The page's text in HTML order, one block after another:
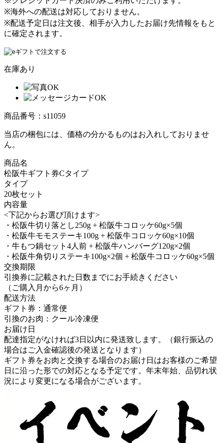
※海外への配送は対応しておりません。
※配送予定日は注文後、相手が入力したお届け先情報をもと
に確定されます。
在庫あり
商品番号：s11059
当店の梱包には、価格の分かるものはお入れしておりませ
ん。
商品名
松阪牛ギフト券Cタイプ
タイプ
20枚セット
内容量
<下記からお選び頂けます>
・松阪牛切り落とし250g + 松阪牛コロッケ60g×5個
・松阪牛モモステーキ100g + 松阪牛コロッケ60g×10個
・牛もつ鍋セット4人前 + 松阪牛ハンバーグ120g×2個
・松阪牛角切りステーキ100g×2個 + 松阪牛コロッケ60g×5個
交換期限
引換券に記載された日数までにお手続きください
（ご購入月から6ヶ月）
配送方法
ギフト券：通常便
引換のお肉：クール冷凍便
お届け日
配達指定がなければ3日以内に発送致します。（銀行振込の
場合はご入金確認後の発送となります）
ギフト券をお肉と交換する場合のお届け日はお客様のご希望
日に沿った形での対応となる予定です。年末年始、品切れ状
況により変更になる場合がございます。